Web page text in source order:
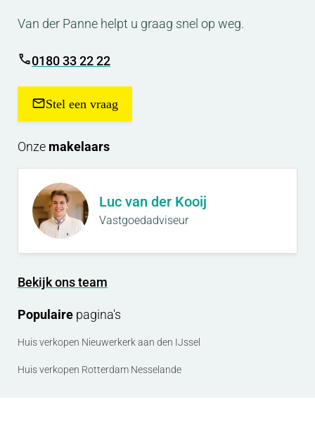
Van der Panne helpt u graag snel op weg.
0180 33 22 22
Stel een vraag
Onze makelaars
Luc van der Kooij
Vastgoedadviseur
Bekijk ons team
Populaire pagina's
Huis verkopen Nieuwerkerk aan den IJssel
Huis verkopen Rotterdam Nesselande